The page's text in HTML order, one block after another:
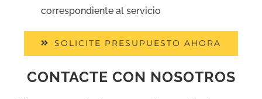
correspondiente al servicio
SOLICITE PRESUPUESTO AHORA
CONTACTE CON NOSOTROS